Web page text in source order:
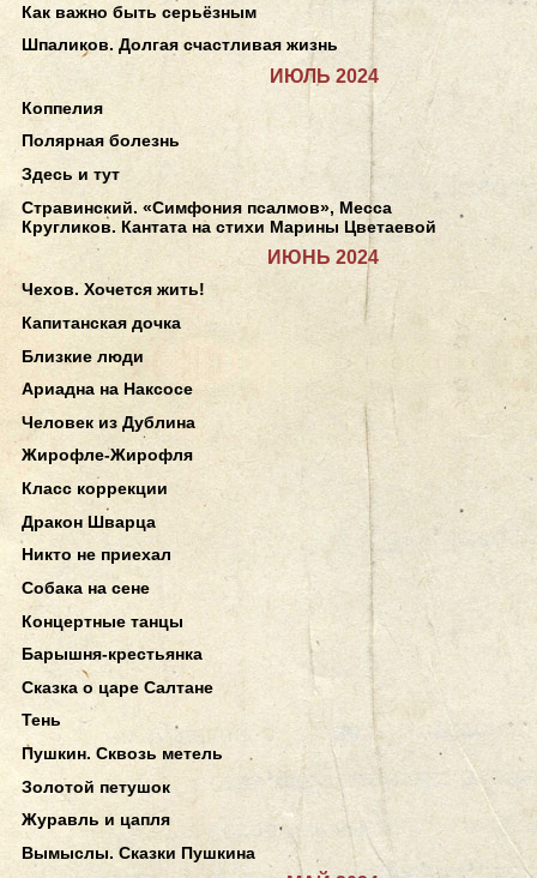
Как важно быть серьёзным
Шпаликов. Долгая счастливая жизнь
ИЮЛЬ 2024
Коппелия
Полярная болезнь
Здесь и тут
Стравинский. «Симфония псалмов», Месса
Кругликов. Кантата на стихи Марины Цветаевой
ИЮНЬ 2024
Чехов. Хочется жить!
Капитанская дочка
Близкие люди
Ариадна на Наксосе
Человек из Дублина
Жирофле-Жирофля
Класс коррекции
Дракон Шварца
Никто не приехал
Собака на сене
Концертные танцы
Барышня-крестьянка
Сказка о царе Салтане
Тень
Пушкин. Сквозь метель
Золотой петушок
Журавль и цапля
Вымыслы. Сказки Пушкина